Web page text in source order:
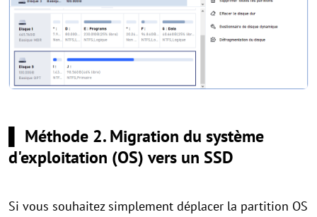
▌ Méthode 2. Migration du système
d'exploitation (OS) vers un SSD
Si vous souhaitez simplement déplacer la partition OS